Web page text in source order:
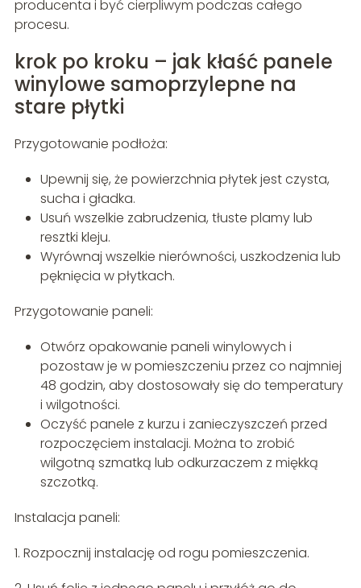
producenta i być cierpliwym podczas całego
procesu.
krok po kroku – jak kłaść panele
winylowe samoprzylepne na
stare płytki
Przygotowanie podłoża:
Upewnij się, że powierzchnia płytek jest czysta,
sucha i gładka.
Usuń wszelkie zabrudzenia, tłuste plamy lub
resztki kleju.
Wyrównaj wszelkie nierówności, uszkodzenia lub
pęknięcia w płytkach.
Przygotowanie paneli:
Otwórz opakowanie paneli winylowych i
pozostaw je w pomieszczeniu przez co najmniej
48 godzin, aby dostosowały się do temperatury
i wilgotności.
Oczyść panele z kurzu i zanieczyszczeń przed
rozpoczęciem instalacji. Można to zrobić
wilgotną szmatką lub odkurzaczem z miękką
szczotką.
Instalacja paneli:
1. Rozpocznij instalację od rogu pomieszczenia.